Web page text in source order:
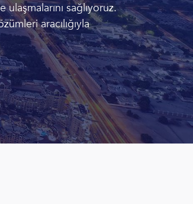
sağlıyoruz.
aracılığıyla